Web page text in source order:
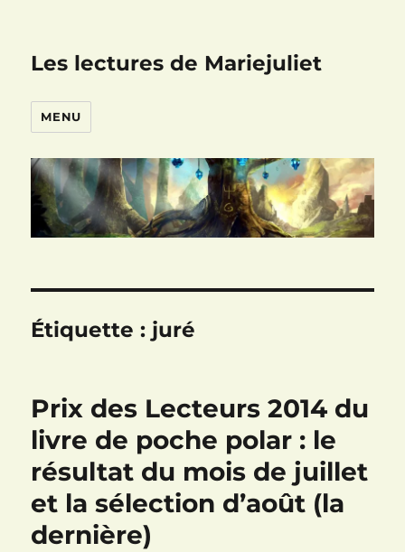
Les lectures de Mariejuliet
MENU
Étiquette : juré
Prix des Lecteurs 2014 du
livre de poche polar : le
résultat du mois de juillet
et la sélection d’août (la
dernière)